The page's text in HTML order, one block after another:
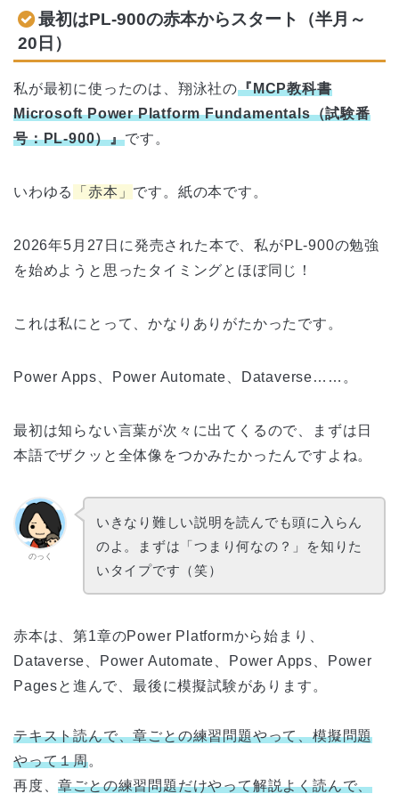
最初はPL-900の赤本からスタート（半月～
20日）
私が最初に使ったのは、翔泳社の『MCP教科書
Microsoft Power Platform Fundamentals（試験番
号：PL-900）』です。
いわゆる 「赤本」 です。紙の本です。
2026年5月27日に発売された本で、私がPL-900の勉強
を始めようと思ったタイミングとほぼ同じ！
これは私にとって、かなりありがたかったです。
Power Apps、Power Automate、Dataverse……。
最初は知らない言葉が次々に出てくるので、まずは日
本語でザクッと全体像をつかみたかったんですよね。
のっく
いきなり難しい説明を読んでも頭に入らん
のよ。まずは「つまり何なの？」を知りた
いタイプです（笑）
赤本は、第1章のPower Platformから始まり、
Dataverse、Power Automate、Power Apps、Power
Pagesと進んで、最後に模擬試験があります。
テキスト読んで、章ごとの練習問題やって、模擬問題
やって１周。
再度、章ごとの練習問題だけやって解説よく読んで、